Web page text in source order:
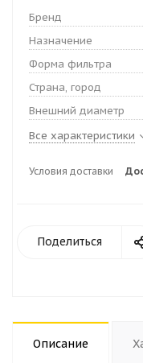
Бренд
Назначение
Форма фильтра
Страна, город
Внешний диаметр
Все характеристики
Условия доставки
Поделиться
Описание